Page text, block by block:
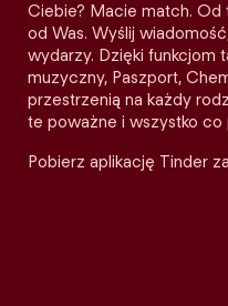
Ciebie? Macie match.
od Was. Wyślij
wydarzy. Dzięki funkcjom
muzyczny, Paszport,
przestrzenią na każdy
te poważne i wszystko co
Pobierz aplikację Tinder